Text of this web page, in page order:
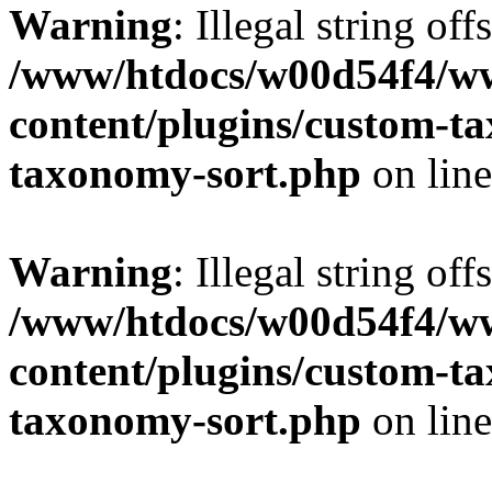
Warning: Illegal string
/www/htdocs/w00d54f4/
content/plugins/custom-
taxonomy-sort.php on
Warning: Illegal string
/www/htdocs/w00d54f4/
content/plugins/custom-
taxonomy-sort.php on